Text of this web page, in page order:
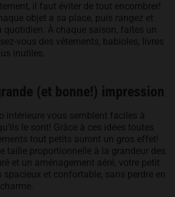
il faut éviter de tout encombrer!
objet a sa place, puis rangez et
quotidien. À chaque saison, faites un
vous des vêtements, babioles, livres
inutiles.
(et bonne!) impression
intérieure vous semblent faciles à
le sont! Grâce à ces idées toutes
tout petits auront un gros effet!
taille proportionnelle à la grandeur des
et un aménagement aéré, votre petit
et confortable, sans perdre en